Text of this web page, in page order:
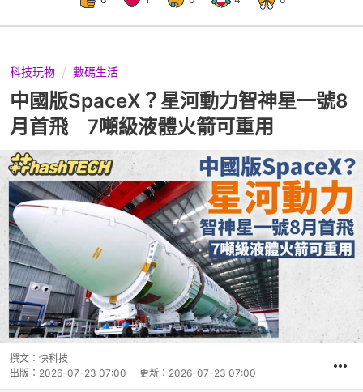
科技玩物 數碼生活
中國版SpaceX？星河動力智神星一號8
月首飛 7噸級液體火箭可重用
撰文： 快科技
出版： 2026-07-23 07:00 更新： 2026-07-23 07:00